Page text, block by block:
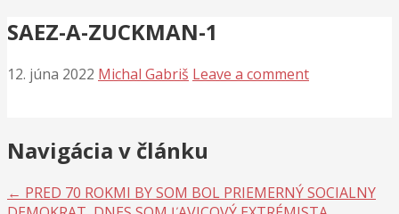
SAEZ-A-ZUCKMAN-1
12. júna 2022 Michal Gabriš Leave a comment
Navigácia v článku
← PRED 70 ROKMI BY SOM BOL PRIEMERNÝ SOCIALNY